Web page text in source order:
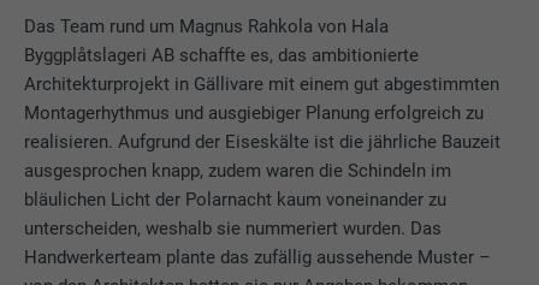
Das Team rund um Magnus Rahkola von Hala
Byggplåtslageri AB schaffte es, das ambitionierte
Architekturprojekt in Gällivare mit einem gut abgestimmten
Montagerhythmus und ausgiebiger Planung erfolgreich zu
realisieren. Aufgrund der Eiseskälte ist die jährliche Bauzeit
ausgesprochen knapp, zudem waren die Schindeln im
bläulichen Licht der Polarnacht kaum voneinander zu
unterscheiden, weshalb sie nummeriert wurden. Das
Handwerkerteam plante das zufällig aussehende Muster –
Laufzeit Sitzung
Zweck
Dieses Cookie speichert Ihre aktuelle
Sitzung mit Bezug auf PHP-Anwendungen
und gewährleistet so, dass alle Funktionen
der Seite, die auf der PHP-
Programmiersprache basieren, vollständig
angezeigt werden können.
STATISTIKEN (INKL. US-DIENSTE)
Die "Statistiken (inkl. US-Dienste)"-Cookies helfen uns zu
verstehen, wie die Website genutzt wird. Informationen werden
gesammelt, um die Nutzererfahrung der Website zu
verbessern.
Name _ga
Anbieter Google Universal Analytics
Laufzeit 2 Jahre
Cookie-Informationen anzeigen
MARKETING & EXTERNE MEDIEN (INKL. US-DIENSTE)
"Marketing & externe Medien (inkl. US-Dienste)"-Cookies
werden von Werbetreibenden (Drittanbietern) verwendet, um